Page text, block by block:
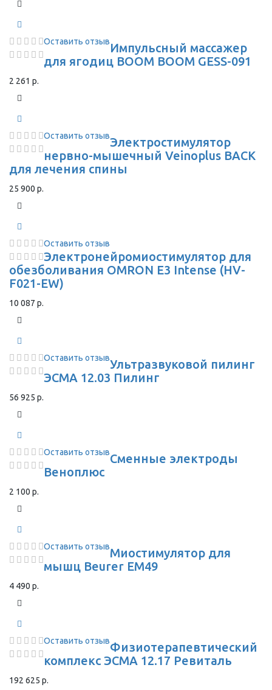
Оставить отзывИмпульсный массажер
для ягодиц BOOM BOOM GESS-091
2 261 р.
Оставить отзывЭлектростимулятор
нервно-мышечный Veinoplus BACK
для лечения спины
25 900 р.
Оставить отзыв
Электронейромиостимулятор для
обезболивания OMRON Е3 Intense (HV-
F021-EW)
10 087 р.
Оставить отзывУльтразвуковой пилинг
ЭСМА 12.03 Пилинг
56 925 р.
Оставить отзывСменные электроды
Веноплюс
2 100 р.
Оставить отзывМиостимулятор для
мышц Beurer EM49
4 490 р.
Оставить отзывФизиотерапевтический
комплекс ЭСМА 12.17 Ревиталь
192 625 р.